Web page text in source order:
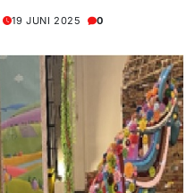
19 JUNI 2025 0